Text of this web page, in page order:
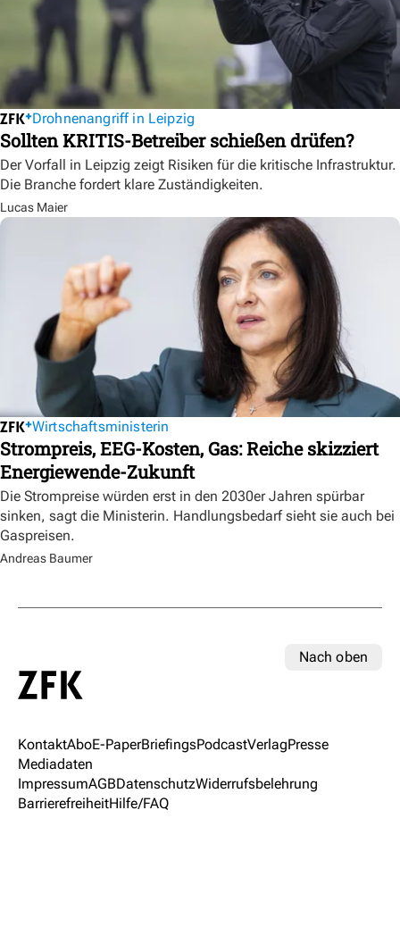
Drohnenangriff in Leipzig
Sollten KRITIS-Betreiber schießen drüfen?
Der Vorfall in Leipzig zeigt Risiken für die kritische Infrastruktur.
Die Branche fordert klare Zuständigkeiten.
Lucas Maier
Wirtschaftsministerin
Strompreis, EEG-Kosten, Gas: Reiche skizziert
Energiewende-Zukunft
Die Strompreise würden erst in den 2030er Jahren spürbar
sinken, sagt die Ministerin. Handlungsbedarf sieht sie auch bei
Gaspreisen.
Andreas Baumer
Nach oben
KontaktAboE-PaperBriefingsPodcastVerlagPresse
Mediadaten
ImpressumAGBDatenschutzWiderrufsbelehrung
BarrierefreiheitHilfe/FAQ